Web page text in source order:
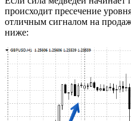
происходит пресечение
отличным сигналом на
ниже: